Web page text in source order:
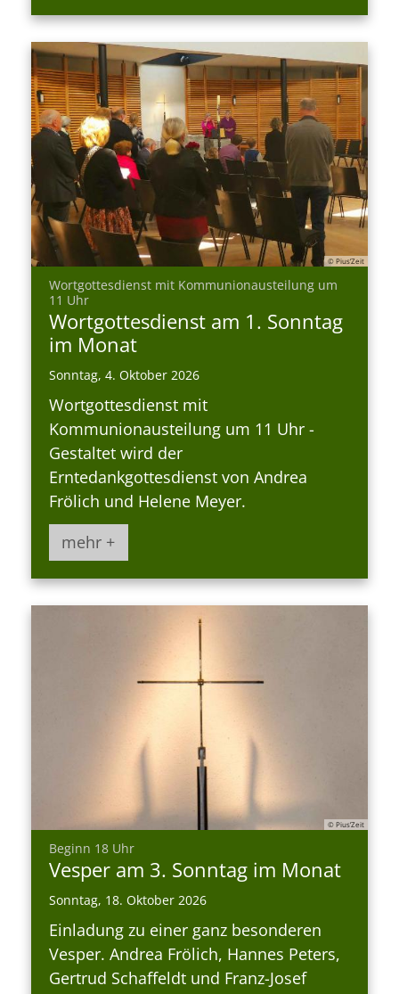
© Pius’Zeit
Wortgottesdienst mit Kommunionausteilung um
11 Uhr:
Wortgottesdienst am 1. Sonntag
im Monat
Sonntag, 4. Oktober 2026
Wortgottesdienst mit
Kommunionausteilung um 11 Uhr -
Gestaltet wird der
Erntedankgottesdienst von Andrea
Frölich und Helene Meyer.
mehr +
© Pius’Zeit
Beginn 18 Uhr:
Vesper am 3. Sonntag im Monat
Sonntag, 18. Oktober 2026
Einladung zu einer ganz besonderen
Vesper. Andrea Frölich, Hannes Peters,
Gertrud Schaffeldt und Franz-Josef